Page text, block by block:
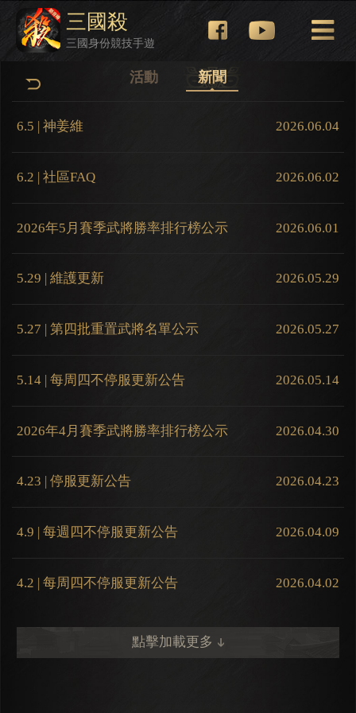
三國殺
三國身份競技手遊
活動 新聞
6.5 | 神姜維 2026.06.04
6.2 | 社區FAQ 2026.06.02
2026年5月賽季武將勝率排行榜公示 2026.06.01
5.29 | 維護更新 2026.05.29
5.27 | 第四批重置武將名單公示 2026.05.27
5.14 | 每周四不停服更新公告 2026.05.14
2026年4月賽季武將勝率排行榜公示 2026.04.30
4.23 | 停服更新公告 2026.04.23
4.9 | 每週四不停服更新公告 2026.04.09
4.2 | 每周四不停服更新公告 2026.04.02
點擊加載更多